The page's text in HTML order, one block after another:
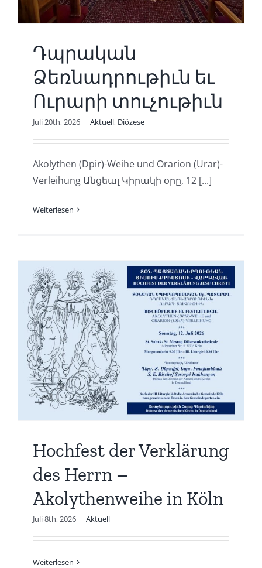
Դպրական
Ձեռնադրութիւն եւ
Ուրարի տուչութիւն
Juli 20th, 2026 | Aktuell, Diözese
Akolythen (Dpir)-Weihe und Orarion (Urar)-
Verleihung Անցեալ Կիրակի օրը, 12 [...]
Weiterlesen
Hochfest der Verklärung
des Herrn –
Akolythenweihe in Köln
Juli 8th, 2026 | Aktuell
Weiterlesen